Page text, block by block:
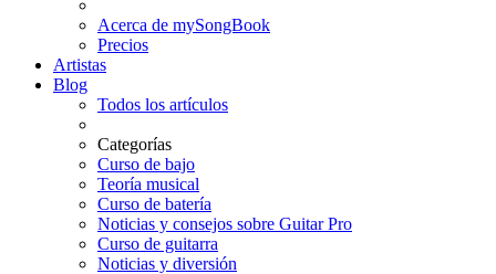
Acerca de mySongBook
Precios
Artistas
Blog
Todos los artículos
Categorías
Curso de bajo
Teoría musical
Curso de batería
Noticias y consejos sobre Guitar Pro
Curso de guitarra
Noticias y diversión